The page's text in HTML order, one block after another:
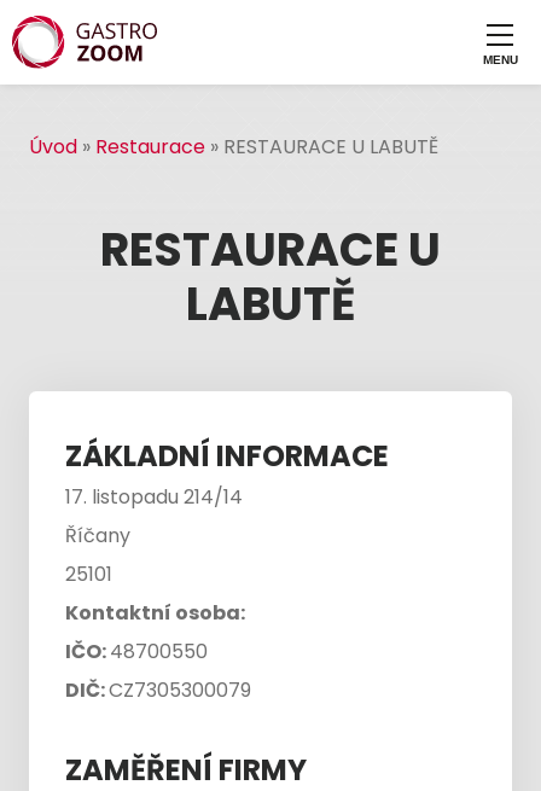
Úvod » Restaurace » RESTAURACE U LABUTĚ
RESTAURACE U
LABUTĚ
ZÁKLADNÍ INFORMACE
17. listopadu 214/14
Říčany
25101
Kontaktní osoba:
IČO:48700550
DIČ:CZ7305300079
ZAMĚŘENÍ FIRMY